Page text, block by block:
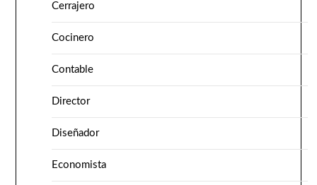
Cerrajero
Cocinero
Contable
Director
Diseñador
Economista